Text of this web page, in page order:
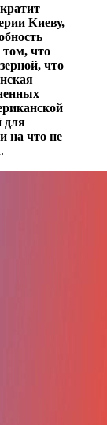
Киеву,
что
что
для
на что не